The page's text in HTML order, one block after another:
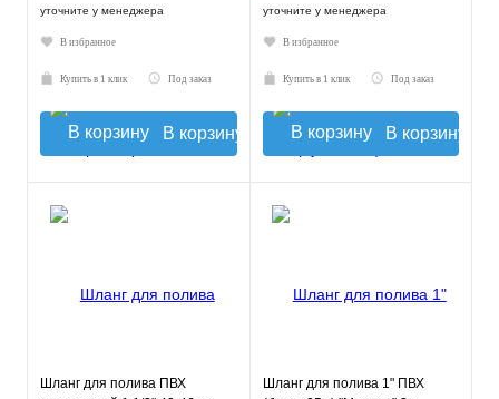
уточните у менеджера
В избранное
Купить в 1 клик Под заказ
В корзину
уточните у менеджера
В избранное
Купить в 1 клик Под заказ
В корзину
Шланг для полива ПВХ
Шланг для полива 1" ПВХ